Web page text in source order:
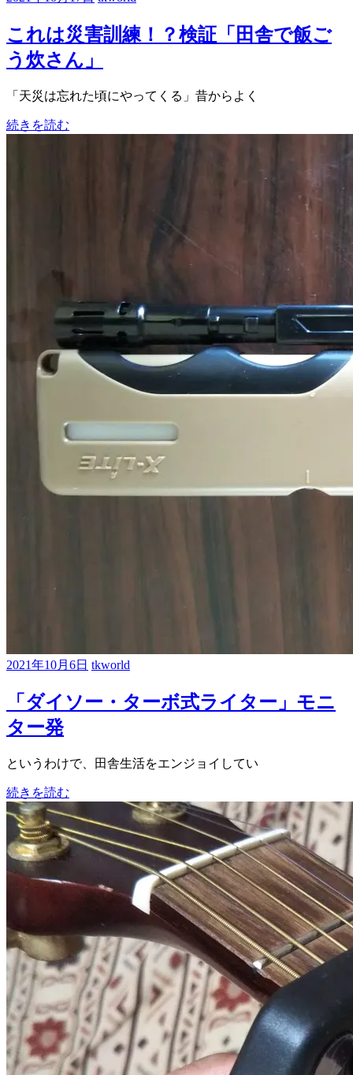
これは災害訓練！？検証「田舎で飯ご
う炊さん」
「天災は忘れた頃にやってくる」昔からよく
続きを読む
2021年10月6日 tkworld
「ダイソー・ターボ式ライター」モニ
ター発
というわけで、田舎生活をエンジョイしてい
続きを読む